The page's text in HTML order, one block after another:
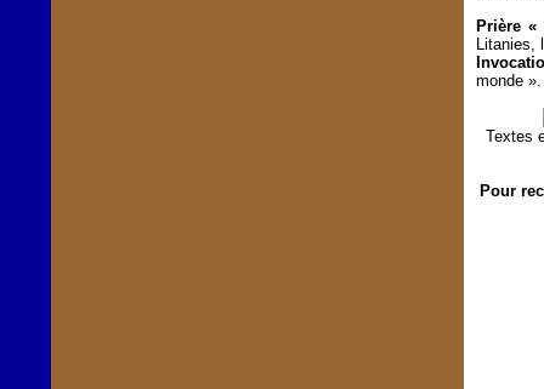
Prière
Litanies,
monde ».
Textes
Pour